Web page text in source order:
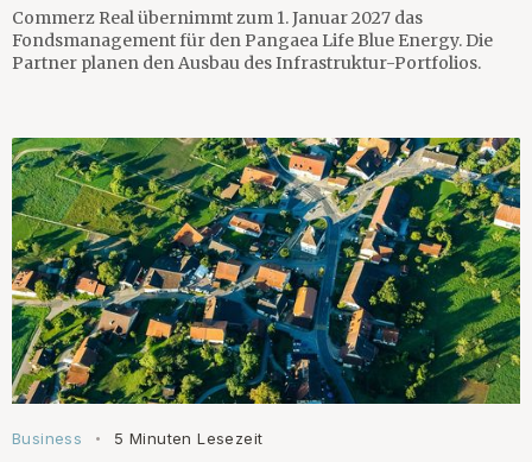
Commerz Real übernimmt zum 1. Januar 2027 das
Fondsmanagement für den Pangaea Life Blue Energy. Die
Partner planen den Ausbau des Infrastruktur-Portfolios.
Business • 5 Minuten Lesezeit